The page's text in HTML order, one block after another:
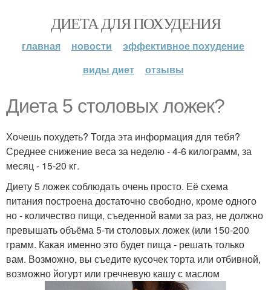
ДИЕТА ДЛЯ ПОХУДЕНИЯ
главная новости
эффективное похудение
виды диет
отзывы
Диета 5 столовых ложек?
Хочешь похудеть? Тогда эта информация для тебя?
Среднее снижение веса за неделю - 4-6 килограмм, за
месяц - 15-20 кг.
Диету 5 ложек соблюдать очень просто. Её схема
питания построена достаточно свободно, кроме одного
но - количество пищи, съеденной вами за раз, не должно
превышать объёма 5-ти столовых ложек (или 150-200
грамм. Какая именно это будет пища - решать только
вам. Возможно, вы съедите кусочек торта или отбивной,
возможно йогурт или гречневую кашу с маслом